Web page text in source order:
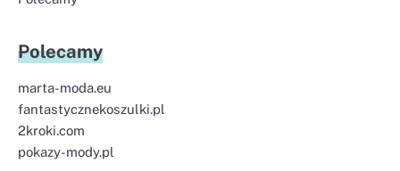
Polecamy
marta-moda.eu
fantastycznekoszulki.pl
2kroki.com
pokazy-mody.pl